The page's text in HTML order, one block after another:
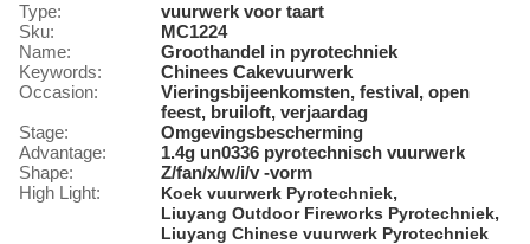
Type:
vuurwerk voor taart
Sku:
MC1224
Name:
Groothandel in pyrotechniek
Keywords:
Chinees Cakevuurwerk
Occasion:
Vieringsbijeenkomsten, festival, open
feest, bruiloft, verjaardag
Stage:
Omgevingsbescherming
Advantage:
1.4g un0336 pyrotechnisch vuurwerk
Shape:
Z/fan/x/w/i/v -vorm
High Light:
Koek vuurwerk Pyrotechniek,
Liuyang Outdoor Fireworks Pyrotechniek,
Liuyang Chinese vuurwerk Pyrotechniek